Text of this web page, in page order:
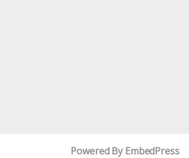
Powered By EmbedPress